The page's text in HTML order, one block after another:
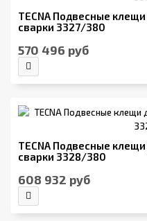
TECNA Подвесные
сварки 3327/380
570 496 руб
TECNA Подвесные
сварки 3328/380
608 932 руб